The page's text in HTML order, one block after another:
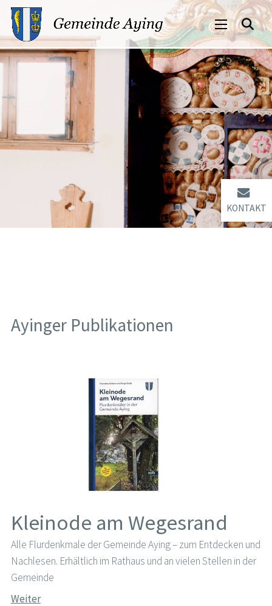
KONTAKT
Ayinger Publikationen
Kleinode am Wegesrand
Alle Flurdenkmale der Gemeinde Aying – zum Entdecken und
Nachlesen. Erhältlich im Rathaus und an vielen Stellen in der
Gemeinde
Weiter